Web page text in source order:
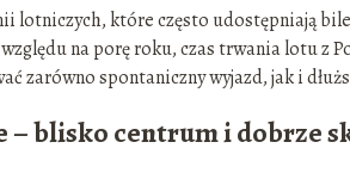
lotniczych, które często udostępniają
względu na porę roku, czas trwania lotu
zarówno spontaniczny wyjazd, jak i
– blisko centrum i dobrze